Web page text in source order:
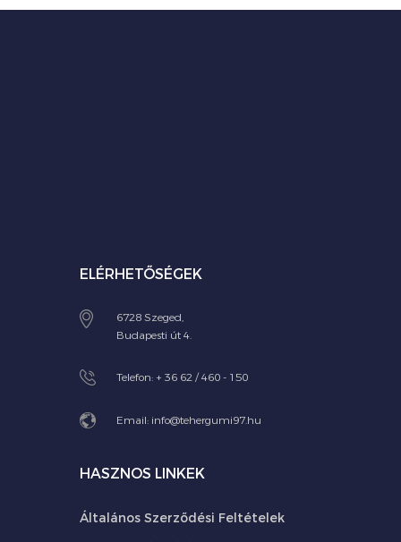
ELÉRHETŐSÉGEK
6728 Szeged,
Budapesti út 4.
Telefon: + 36 62 / 460 - 150
Email: info@tehergumi97.hu
HASZNOS LINKEK
Általános Szerződési Feltételek